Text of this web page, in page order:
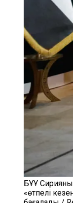
БҰҰ
«өтпелі